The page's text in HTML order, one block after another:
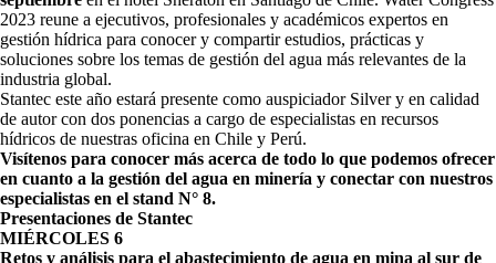
2023 reune a ejecutivos, profesionales y académicos expertos en
gestión hídrica para conocer y compartir estudios, prácticas y
soluciones sobre los temas de gestión del agua más relevantes de la
industria global.
Stantec este año estará presente como auspiciador Silver y en calidad
de autor con dos ponencias a cargo de especialistas en recursos
hídricos de nuestras oficina en Chile y Perú.
Visítenos para conocer más acerca de todo lo que podemos ofrecer
en cuanto a la gestión del agua en minería y conectar con nuestros
especialistas en el stand N° 8.
Presentaciones de Stantec
MIÉRCOLES 6
Retos y análisis para el abastecimiento de agua en mina al sur de